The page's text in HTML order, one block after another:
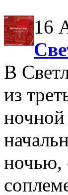
16
В
из
ночью,